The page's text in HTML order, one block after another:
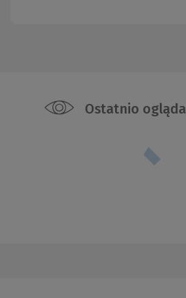
Ostatnio